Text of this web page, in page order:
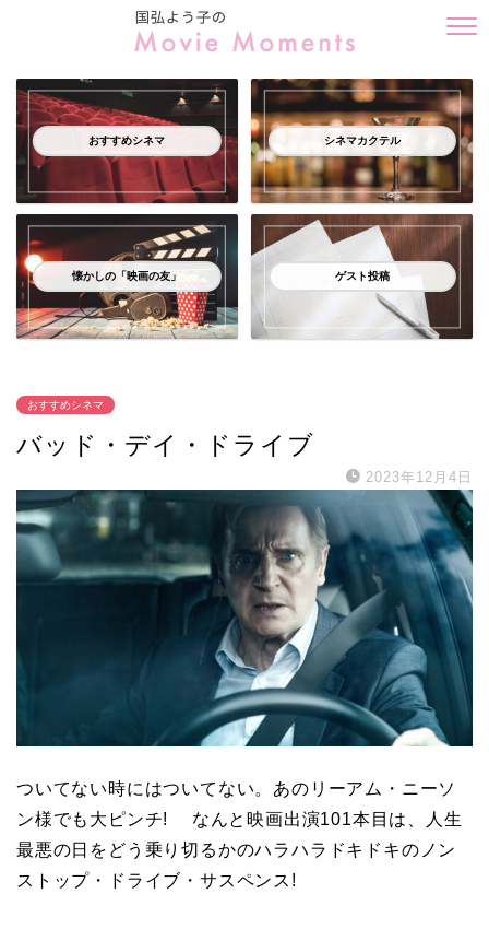
おすすめシネマ シネマカクテル
懐かしの「映画の友」 ゲスト投稿
おすすめシネマ
バッド・デイ・ドライブ
2023年12月4日
ついてない時にはついてない。あのリーアム・ニーソ
ン様でも大ピンチ! なんと映画出演101本目は、人生
最悪の日をどう乗り切るかのハラハラドキドキのノン
ストップ・ドライブ・サスペンス!